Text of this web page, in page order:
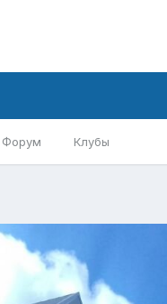
Форум Клубы